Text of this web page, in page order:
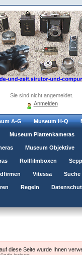
Sie sind nicht angemeldet.
Anmelden
A-G Museum H-Q
Museum Plattenkameras
Museum Objektive
Rollfilmboxen
Vitessa Suche
Regeln
diese Seite wurde Ihnen